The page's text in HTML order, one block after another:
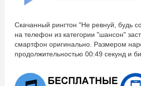
Скачанный рингтон "Не ревнуй, будь
на телефон из категории "шансон"
смартфон оригинально. Размером
продолжительностью 00:49 секунд и